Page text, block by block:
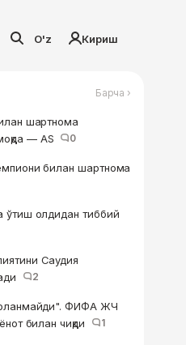
O'z Кириш
Барча ›
шартнома
— AS
0
билан шартнома
ўтиш олдидан тиббий
Саудия
2
ФИФА ЖЧ
билан чиқди
1